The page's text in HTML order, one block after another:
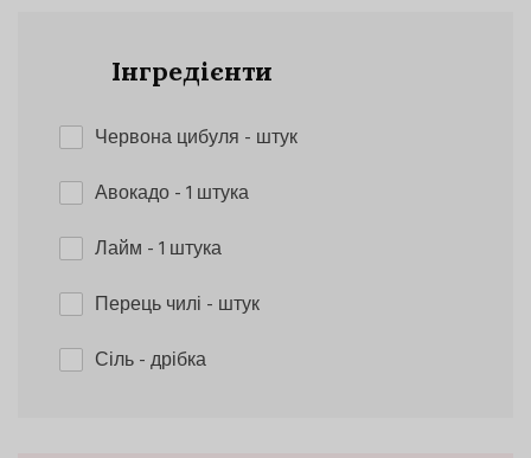
Інгредієнти
Червона цибуля - штук
Авокадо- 1 штука
Лайм - 1 штука
Перець чилі - штук
Сіль- дрібка